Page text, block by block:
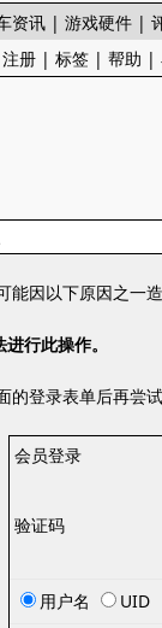
资讯 | 游戏硬件 |
注册 | 标签 | 帮助 |
能因以下原因之一
行此操作。
的登录表单后再尝
会员登录
验证码
用户名
UID